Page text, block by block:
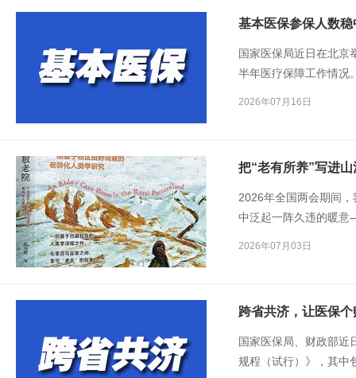
基本医保参保人数稳
国家医保局近日在北京
半年医疗保障工作情况
2026年07月16日
把“老有所养”写进
2026年全国两会期间
中泛起一阵久违的暖
2026年07月03日
跨省共济，让医保
国家医保局、财政部近
规程（试行）》，其中